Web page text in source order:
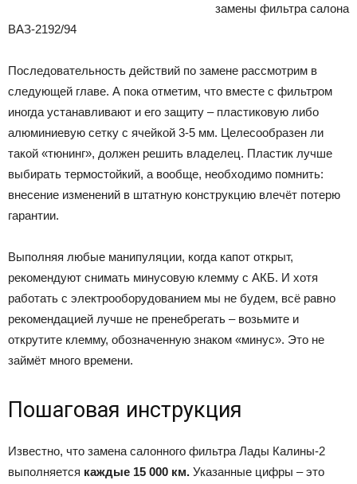
замены фильтра салона
ВАЗ-2192/94
Последовательность действий по замене рассмотрим в
следующей главе. А пока отметим, что вместе с фильтром
иногда устанавливают и его защиту – пластиковую либо
алюминиевую сетку с ячейкой 3-5 мм. Целесообразен ли
такой «тюнинг», должен решить владелец. Пластик лучше
выбирать термостойкий, а вообще, необходимо помнить:
внесение изменений в штатную конструкцию влечёт потерю
гарантии.
Выполняя любые манипуляции, когда капот открыт,
рекомендуют снимать минусовую клемму с АКБ. И хотя
работать с электрооборудованием мы не будем, всё равно
рекомендацией лучше не пренебрегать – возьмите и
открутите клемму, обозначенную знаком «минус». Это не
займёт много времени.
Пошаговая инструкция
Известно, что замена салонного фильтра Лады Калины-2
выполняется каждые 15 000 км. Указанные цифры – это